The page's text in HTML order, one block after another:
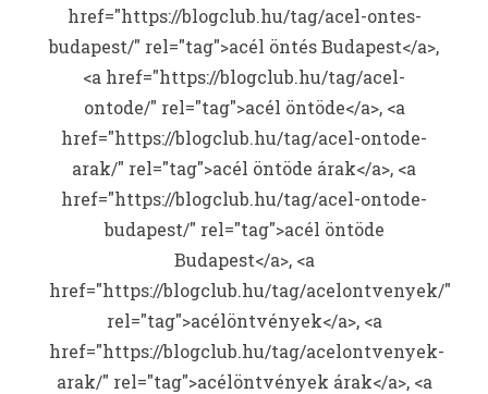
href="https://blogclub.hu/tag/acel-ontes-
budapest/" rel="tag">acél öntés Budapest</a>,
<a href="https://blogclub.hu/tag/acel-
ontode/" rel="tag">acél öntöde</a>, <a
href="https://blogclub.hu/tag/acel-ontode-
arak/" rel="tag">acél öntöde árak</a>, <a
href="https://blogclub.hu/tag/acel-ontode-
budapest/" rel="tag">acél öntöde
Budapest</a>, <a
href="https://blogclub.hu/tag/acelontvenyek/"
rel="tag">acélöntvények</a>, <a
href="https://blogclub.hu/tag/acelontvenyek-
arak/" rel="tag">acélöntvények árak</a>, <a